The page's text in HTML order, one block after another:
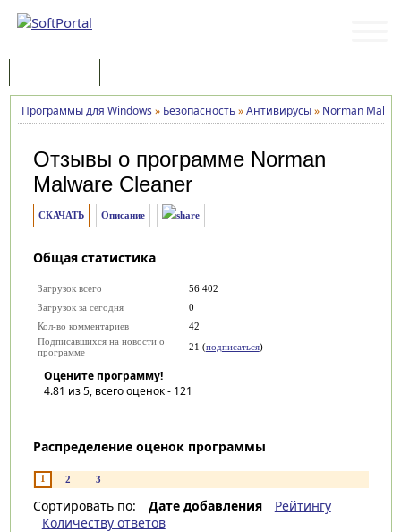
Программы для Windows » Безопасность»Антивирусы» Norman
Отзывы о программе Norman
Malware Cleaner
СКАЧАТЬ Описание
Общая статистика
Загрузок всего
56 402
Загрузок за сегодня
0
Кол-во комментариев
42
Подписавшихся на новости о
программе
21 (подписаться)
Оцените программу!
4.81 из 5, всего оценок - 121
Распределение оценок программы
1 2 3
Сортировать по: Дате добавления
Рейтингу
Количеству ответов